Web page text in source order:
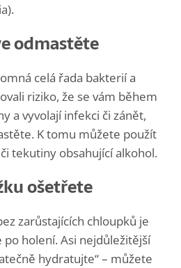
odmastěte
celá řada bakterií a
riziko, že se vám během
a vyvolají infekci či zánět,
K tomu můžete použít
tekutiny obsahující alkohol.
ošetřete
zarůstajících chloupků je
po holení. Asi nejdůležitější
hydratujte“ – můžete